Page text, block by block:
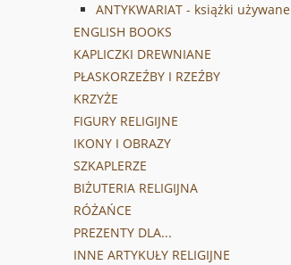
ANTYKWARIAT - książki używane
ENGLISH BOOKS
KAPLICZKI DREWNIANE
PŁASKORZEŹBY I RZEŹBY
KRZYŻE
FIGURY RELIGIJNE
IKONY I OBRAZY
SZKAPLERZE
BIŻUTERIA RELIGIJNA
RÓŻAŃCE
PREZENTY DLA...
INNE ARTYKUŁY RELIGIJNE